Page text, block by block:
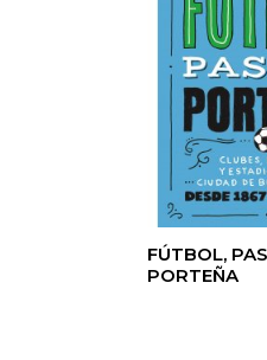
FÚTBOL,
PORTEÑA